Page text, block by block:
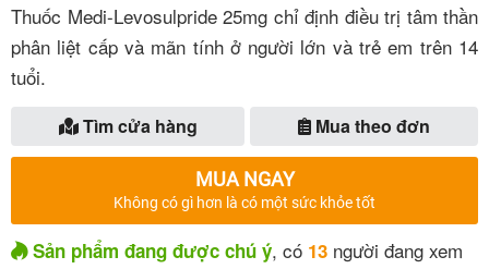
Thuốc Medi-Levosulpride 25mg chỉ định điều trị tâm thần
phân liệt cấp và mãn tính ở người lớn và trẻ em trên 14
tuổi.
Tìm cửa hàng Mua theo đơn
MUA NGAY
Không có gì hơn là có một sức khỏe tốt
Sản phẩm đang được chú ý, có 13 người đang xem